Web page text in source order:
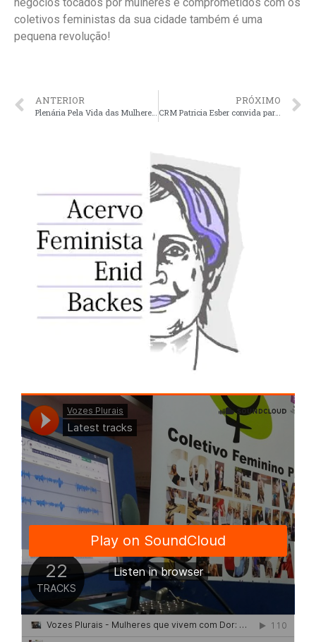
negócios tocados por mulheres e comprometidos com os
coletivos feministas da sua cidade também é uma
pequena revolução!
ANTERIOR PRÓXIMO
CRM Patricia Esber convida para Roda de conversa sobre Violência Sexual